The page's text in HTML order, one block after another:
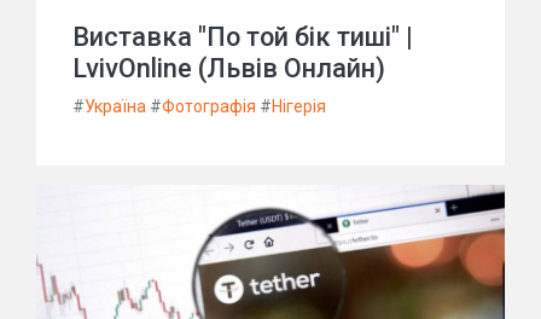
Виставка "По той бік тиші" |
LvivOnline (Львів Онлайн)
#Україна #Фотографія #Нігерія